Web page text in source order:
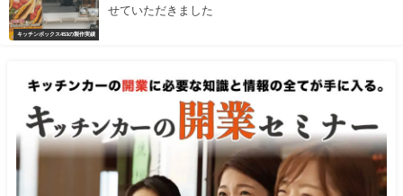
キッチンボックス453の製作実績
せていただきました